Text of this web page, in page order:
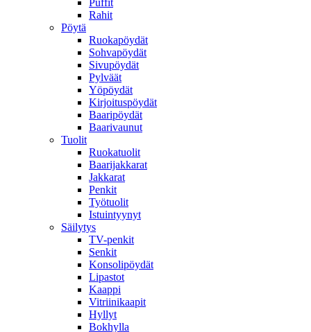
Puffit
Rahit
Pöytä
Ruokapöydät
Sohvapöydät
Sivupöydät
Pylväät
Yöpöydät
Kirjoituspöydät
Baaripöydät
Baarivaunut
Tuolit
Ruokatuolit
Baarijakkarat
Jakkarat
Penkit
Työtuolit
Istuintyynyt
Säilytys
TV-penkit
Senkit
Konsolipöydät
Lipastot
Kaappi
Vitriinikaapit
Hyllyt
Bokhylla